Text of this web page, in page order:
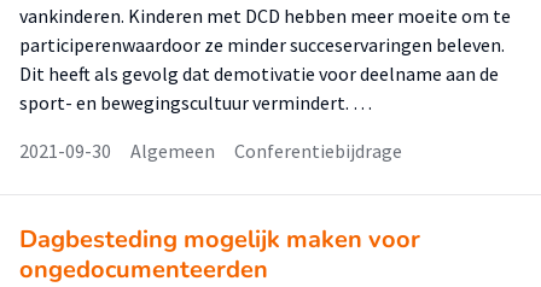
vankinderen. Kinderen met DCD hebben meer moeite om te
participerenwaardoor ze minder succeservaringen beleven.
Dit heeft als gevolg dat demotivatie voor deelname aan de
sport- en bewegingscultuur vermindert. …
2021-09-30
Algemeen Conferentiebijdrage
Dagbesteding mogelijk maken voor
ongedocumenteerden